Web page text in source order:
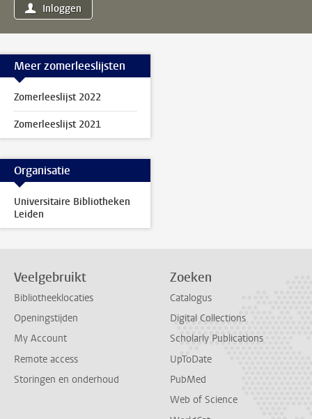
Inloggen
Meer zomerleeslijsten
Zomerleeslijst 2022
Zomerleeslijst 2021
Organisatie
Universitaire Bibliotheken
Leiden
Veelgebruikt
Bibliotheeklocaties
Openingstijden
My Account
Remote access
Storingen en onderhoud
Zoeken
Catalogus
Digital Collections
Scholarly Publications
UpToDate
PubMed
Web of Science